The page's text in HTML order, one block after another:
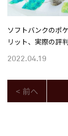
2022.04.19
ソフトバンクのポ
リット、実際の評
< 前へ